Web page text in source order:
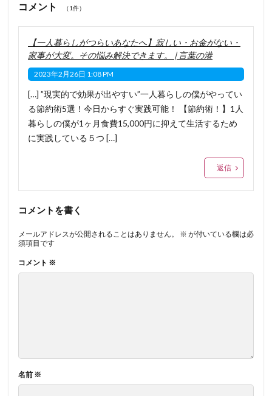
コメント （1件）
【一人暮らしがつらいあなたへ】寂しい・お金がない・
家事が大変。その悩み解決できます。 | 言葉の港
2023年2月26日 1:08 PM
[…] ”現実的で効果が出やすい”一人暮らしの僕がやってい
る節約術5選！今日からすぐ実践可能！ 【節約術！】1人
暮らしの僕が1ヶ月食費15,000円に抑えて生活するため
に実践している５つ […]
返信
コメントを書く
メールアドレスが公開されることはありません。 ※ が付いている欄は必
須項目です
コメント ※
名前 ※